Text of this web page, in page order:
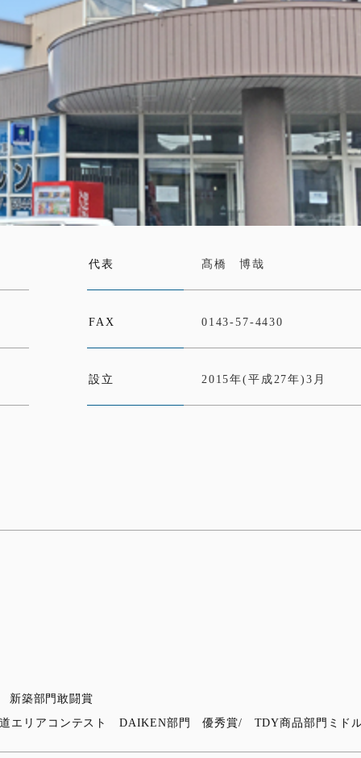
代表 髙橋 博哉
FAX 0143-57-4430
設立 2015年(平成27年)3月
築部門敢闘賞
道エリアコンテスト DAIKEN部門 優秀賞/ TDY商品部門ミド